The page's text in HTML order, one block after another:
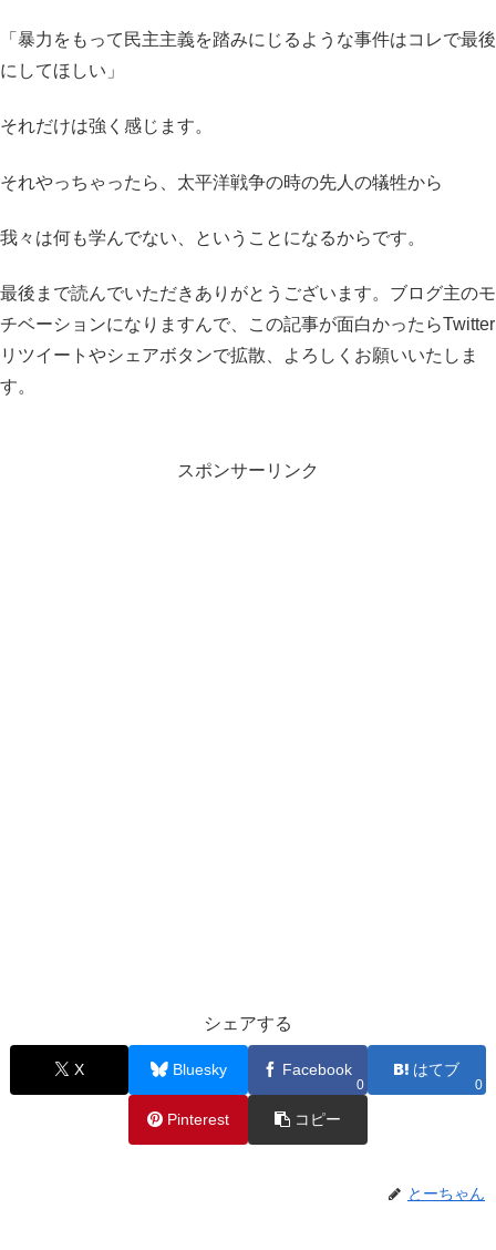
「暴力をもって民主主義を踏みにじるような事件はコレで最後
にしてほしい」
それだけは強く感じます。
それやっちゃったら、太平洋戦争の時の先人の犠牲から
我々は何も学んでない、ということになるからです。
最後まで読んでいただきありがとうございます。ブログ主のモ
チベーションになりますんで、この記事が面白かったらTwitter
リツイートやシェアボタンで拡散、よろしくお願いいたしま
す。
スポンサーリンク
シェアする
X Bluesky Facebook
0
はてブ
0
Pinterest コピー
とーちゃん